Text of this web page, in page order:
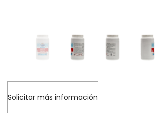
Solicitar más información